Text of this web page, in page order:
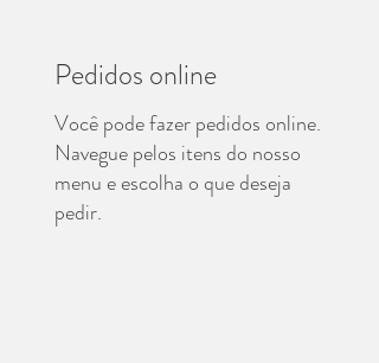
Pedidos online
Você pode fazer pedidos online.
Navegue pelos itens do nosso
menu e escolha o que deseja
pedir.